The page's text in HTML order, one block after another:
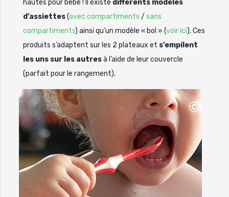
hautes pour bébé ! Il existe différents modèles
d’assiettes(avec compartiments / sans
compartiments) ainsi qu’un modèle « bol » (voir ici). Ces
produits s’adaptent sur les 2 plateaux et s’empilent
les uns sur les autresà l’aide de leur couvercle
(parfait pour le rangement).